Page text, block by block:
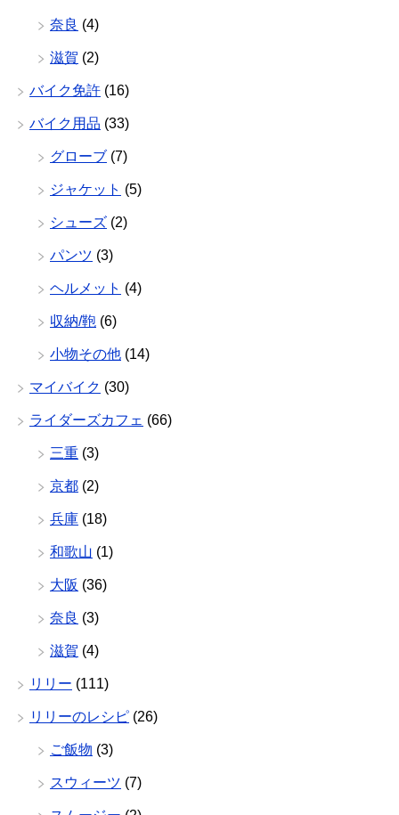
奈良 (4)
滋賀 (2)
バイク免許 (16)
バイク用品 (33)
グローブ (7)
ジャケット (5)
シューズ (2)
パンツ (3)
ヘルメット (4)
収納/鞄 (6)
小物その他 (14)
マイバイク (30)
ライダーズカフェ (66)
三重 (3)
京都 (2)
兵庫 (18)
和歌山 (1)
大阪 (36)
奈良 (3)
滋賀 (4)
リリー (111)
リリーのレシピ (26)
ご飯物 (3)
スウィーツ (7)